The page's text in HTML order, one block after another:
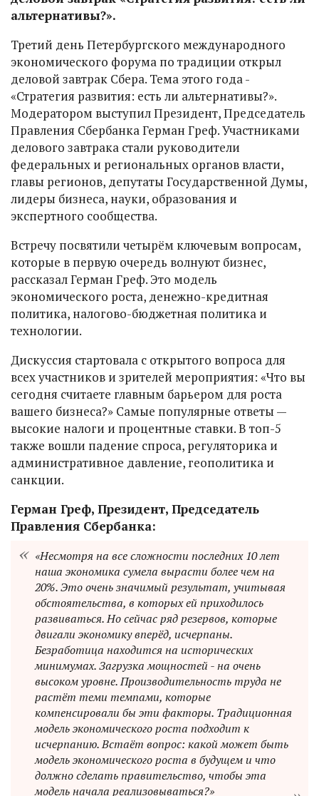
альтернативы?».
Третий день Петербургского международного
экономического форума по традиции открыл
деловой завтрак Сбера. Тема этого года -
«Стратегия развития: есть ли альтернативы?».
Модератором выступил Президент, Председатель
Правления Сбербанка Герман Греф. Участниками
делового завтрака стали руководители
федеральных и региональных органов власти,
главы регионов, депутаты Государственной Думы,
лидеры бизнеса, науки, образования и
экспертного сообщества.
Встречу посвятили четырём ключевым вопросам,
которые в первую очередь волнуют бизнес,
рассказал Герман Греф. Это модель
экономического роста, денежно-кредитная
политика, налогово-бюджетная политика и
технологии.
Дискуссия стартовала с открытого вопроса для
всех участников и зрителей мероприятия: «Что вы
сегодня считаете главным барьером для роста
вашего бизнеса?» Самые популярные ответы —
высокие налоги и процентные ставки. В топ-5
также вошли падение спроса, регуляторика и
административное давление, геополитика и
санкции.
Герман Греф, Президент, Председатель
Правления Сбербанка:
«Несмотря на все сложности последних 10 лет
наша экономика сумела вырасти более чем на
20%. Это очень значимый результат, учитывая
обстоятельства, в которых ей приходилось
развиваться. Но сейчас ряд резервов, которые
двигали экономику вперёд, исчерпаны.
Безработица находится на исторических
минимумах. Загрузка мощностей - на очень
высоком уровне. Производительность труда не
растёт теми темпами, которые
компенсировали бы эти факторы. Традиционная
модель экономического роста подходит к
исчерпанию. Встаёт вопрос: какой может быть
модель экономического роста в будущем и что
должно сделать правительство, чтобы эта
модель начала реализовываться?»